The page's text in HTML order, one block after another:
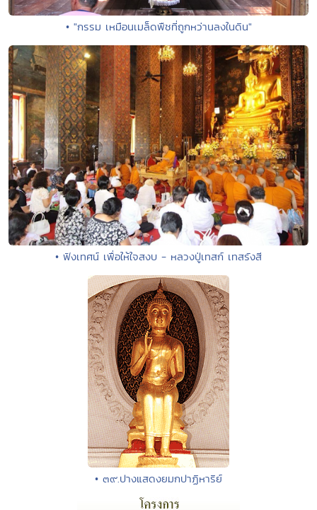
• "กรรม เหมือนเมล็ดพืชที่ถูกหว่านลงในดิน"
• ฟังเทศน์ เพื่อให้ใจสงบ - หลวงปู่เทสก์ เทสรังสี
• ๓๙.ปางแสดงยมกปาฏิหาริย์